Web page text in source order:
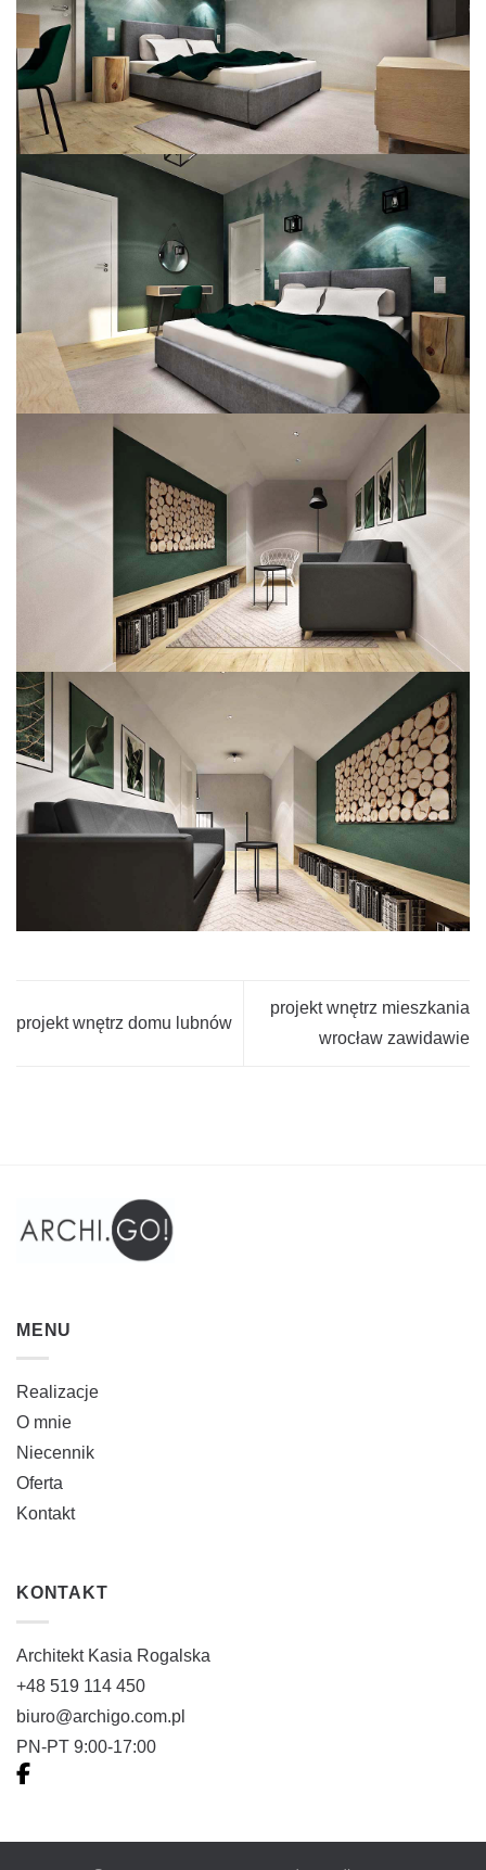
projekt wnętrz domu lubnów
projekt wnętrz mieszkania
wrocław zawidawie
MENU
Realizacje
O mnie
Niecennik
Oferta
Kontakt
KONTAKT
Architekt Kasia Rogalska
+48 519 114 450
biuro@archigo.com.pl
PN-PT 9:00-17:00